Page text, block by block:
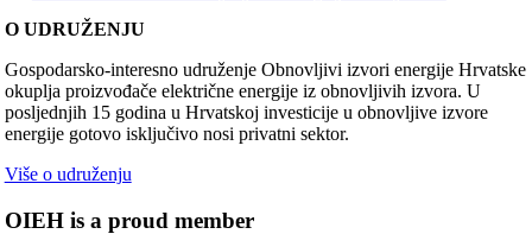
O UDRUŽENJU
Gospodarsko-interesno udruženje Obnovljivi izvori energije Hrvatske
okuplja proizvođače električne energije iz obnovljivih izvora. U
posljednjih 15 godina u Hrvatskoj investicije u obnovljive izvore
energije gotovo isključivo nosi privatni sektor.
Više o udruženju
OIEH is a proud member